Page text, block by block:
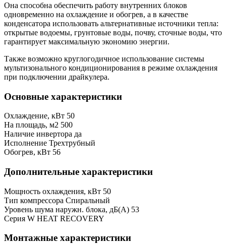
Она способна обеспечить работу внутренних блоков
одновременно на охлаждение и обогрев, а в качестве
конденсатора использовать альтернативные источники тепла:
открытые водоемы, грунтовые воды, почву, сточные воды, что
гарантирует максимальную экономию энергии.
Также возможно круглогодичное использование системы
мультизонального кондиционирования в режиме охлаждения
при подключении драйкулера.
Основные характеристики
Охлаждение, кВт 50
На площадь, м2 500
Наличие инвертора да
Исполнение Трехтрубный
Обогрев, кВт 56
Дополнительные характеристики
Мощность охлаждения, кВт 50
Тип компрессора Спиральный
Уровень шума наружн. блока, дБ(А) 53
Серия W HEAT RECOVERY
Монтажные характеристики